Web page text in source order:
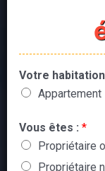
Votre
Appartement
Vous êtes : *
Propriétaire
Propriétaire